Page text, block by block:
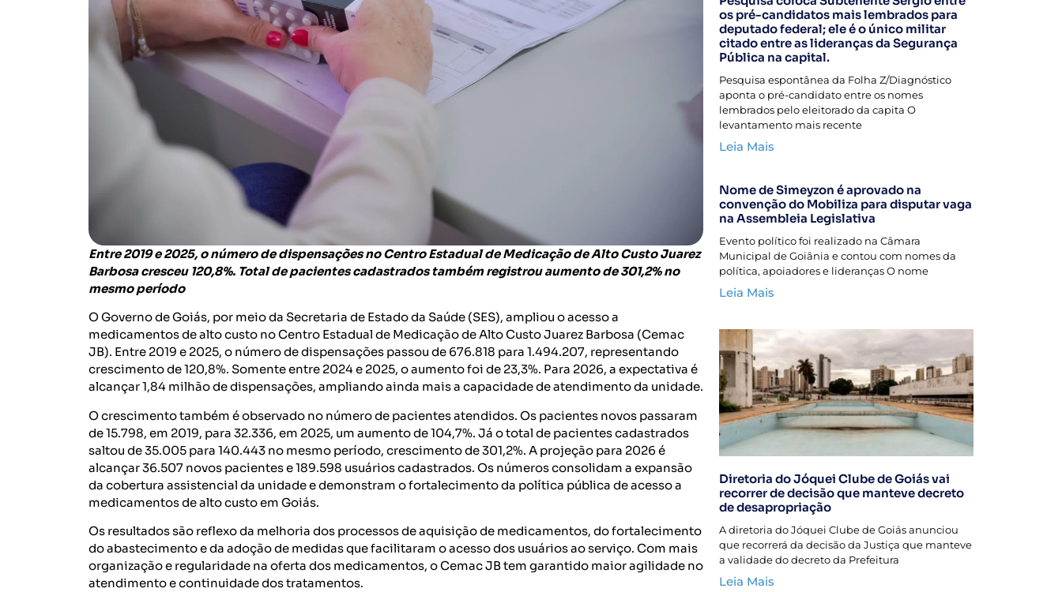
Entre 2019 e 2025, o número de dispensações no Centro Estadual de Medicação de Alto Custo Juarez
Barbosa cresceu 120,8%. Total de pacientes cadastrados também registrou aumento de 301,2% no
mesmo período
O Governo de Goiás, por meio da Secretaria de Estado da Saúde (SES), ampliou o acesso a
medicamentos de alto custo no Centro Estadual de Medicação de Alto Custo Juarez Barbosa (Cemac
JB). Entre 2019 e 2025, o número de dispensações passou de 676.818 para 1.494.207, representando
crescimento de 120,8%. Somente entre 2024 e 2025, o aumento foi de 23,3%. Para 2026, a expectativa é
alcançar 1,84 milhão de dispensações, ampliando ainda mais a capacidade de atendimento da unidade.
O crescimento também é observado no número de pacientes atendidos. Os pacientes novos passaram
de 15.798, em 2019, para 32.336, em 2025, um aumento de 104,7%. Já o total de pacientes cadastrados
saltou de 35.005 para 140.443 no mesmo período, crescimento de 301,2%. A projeção para 2026 é
alcançar 36.507 novos pacientes e 189.598 usuários cadastrados. Os números consolidam a expansão
da cobertura assistencial da unidade e demonstram o fortalecimento da política pública de acesso a
medicamentos de alto custo em Goiás.
Os resultados são reflexo da melhoria dos processos de aquisição de medicamentos, do fortalecimento
do abastecimento e da adoção de medidas que facilitaram o acesso dos usuários ao serviço. Com mais
organização e regularidade na oferta dos medicamentos, o Cemac JB tem garantido maior agilidade no
atendimento e continuidade dos tratamentos.
os pré-candidatos mais lembrados para
deputado federal; ele é o único militar
citado entre as lideranças da Segurança
Pública na capital.
Pesquisa espontânea da Folha Z/Diagnóstico
aponta o pré-candidato entre os nomes
lembrados pelo eleitorado da capita O
levantamento mais recente
Leia Mais
Nome de Simeyzon é aprovado na
convenção do Mobiliza para disputar vaga
na Assembleia Legislativa
Evento político foi realizado na Câmara
Municipal de Goiânia e contou com nomes da
política, apoiadores e lideranças O nome
Leia Mais
Diretoria do Jóquei Clube de Goiás vai
recorrer de decisão que manteve decreto
de desapropriação
A diretoria do Jóquei Clube de Goiás anunciou
que recorrerá da decisão da Justiça que manteve
a validade do decreto da Prefeitura
Leia Mais